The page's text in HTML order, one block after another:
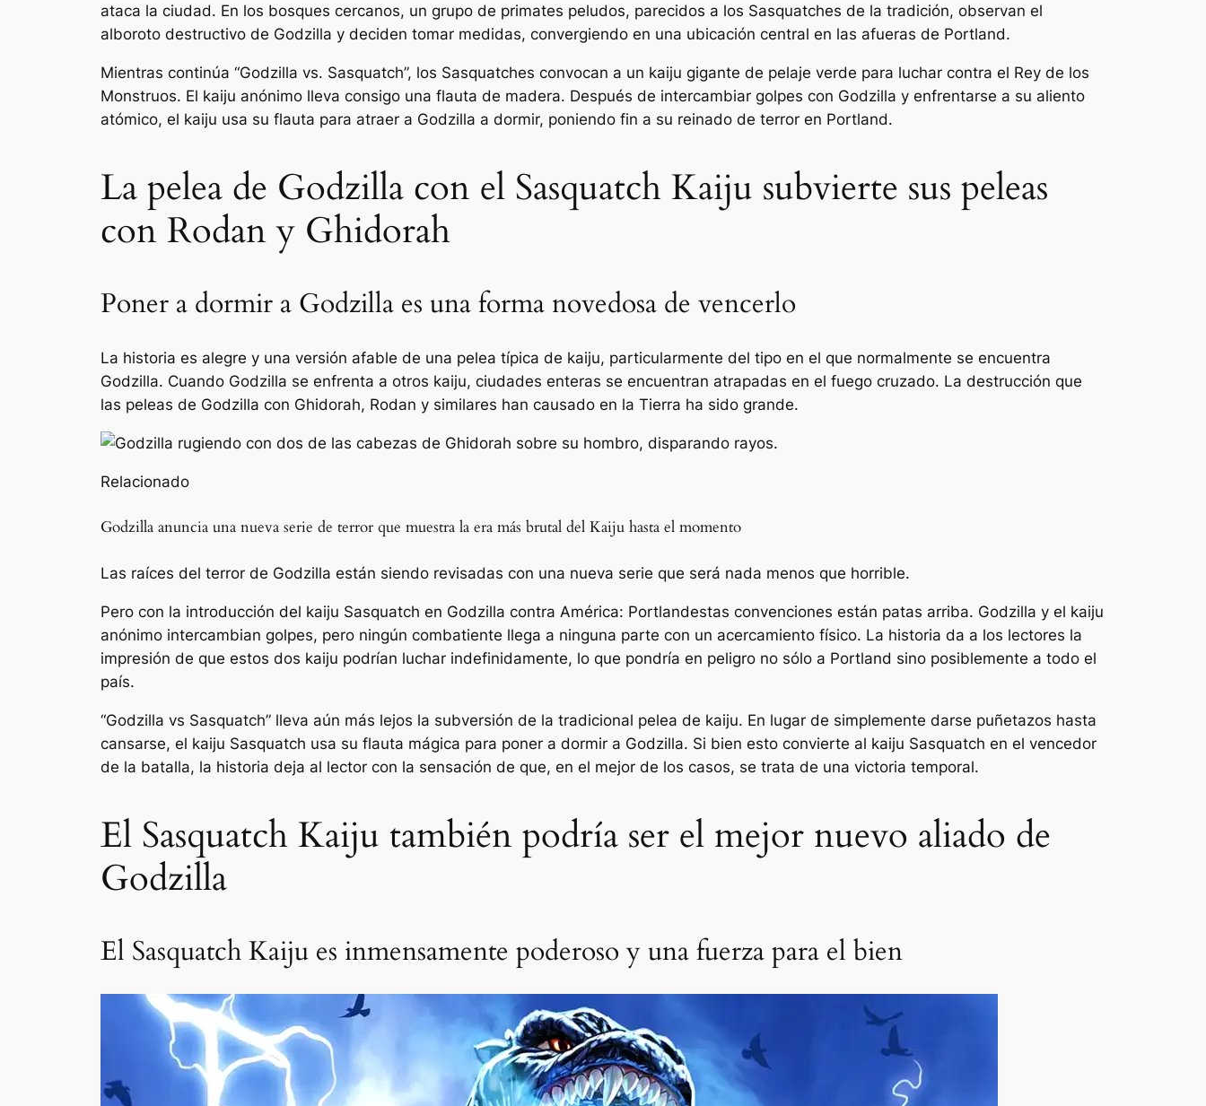
ataca la ciudad. En los bosques cercanos, un grupo de primates peludos, parecidos a los Sasquatches de la tradición, observan el
alboroto destructivo de Godzilla y deciden tomar medidas, convergiendo en una ubicación central en las afueras de Portland.
Mientras continúa “Godzilla vs. Sasquatch”, los Sasquatches convocan a un kaiju gigante de pelaje verde para luchar contra el Rey de los
Monstruos. El kaiju anónimo lleva consigo una flauta de madera. Después de intercambiar golpes con Godzilla y enfrentarse a su aliento
atómico, el kaiju usa su flauta para atraer a Godzilla a dormir, poniendo fin a su reinado de terror en Portland.
La pelea de Godzilla con el Sasquatch Kaiju subvierte sus peleas
con Rodan y Ghidorah
Poner a dormir a Godzilla es una forma novedosa de vencerlo
La historia es alegre y una versión afable de una pelea típica de kaiju, particularmente del tipo en el que normalmente se encuentra
Godzilla. Cuando Godzilla se enfrenta a otros kaiju, ciudades enteras se encuentran atrapadas en el fuego cruzado. La destrucción que
las peleas de Godzilla con Ghidorah, Rodan y similares han causado en la Tierra ha sido grande.
Relacionado
Godzilla anuncia una nueva serie de terror que muestra la era más brutal del Kaiju hasta el momento
Las raíces del terror de Godzilla están siendo revisadas con una nueva serie que será nada menos que horrible.
Pero con la introducción del kaiju Sasquatch en Godzilla contra América: Portlandestas convenciones están patas arriba. Godzilla y el kaiju
anónimo intercambian golpes, pero ningún combatiente llega a ninguna parte con un acercamiento físico. La historia da a los lectores la
impresión de que estos dos kaiju podrían luchar indefinidamente, lo que pondría en peligro no sólo a Portland sino posiblemente a todo el
país.
“Godzilla vs Sasquatch” lleva aún más lejos la subversión de la tradicional pelea de kaiju. En lugar de simplemente darse puñetazos hasta
cansarse, el kaiju Sasquatch usa su flauta mágica para poner a dormir a Godzilla. Si bien esto convierte al kaiju Sasquatch en el vencedor
de la batalla, la historia deja al lector con la sensación de que, en el mejor de los casos, se trata de una victoria temporal.
El Sasquatch Kaiju también podría ser el mejor nuevo aliado de
Godzilla
El Sasquatch Kaiju es inmensamente poderoso y una fuerza para el bien